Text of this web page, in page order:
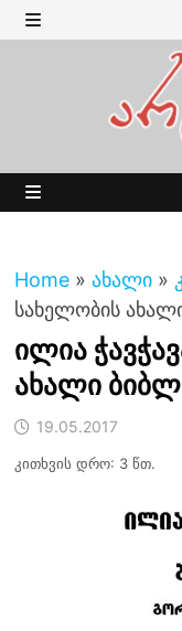
Skip
to MENU
Home » ახალი »
სახელობის
ილია
ახალი
19.05.2017
კითხვის დრო: 3 წთ.